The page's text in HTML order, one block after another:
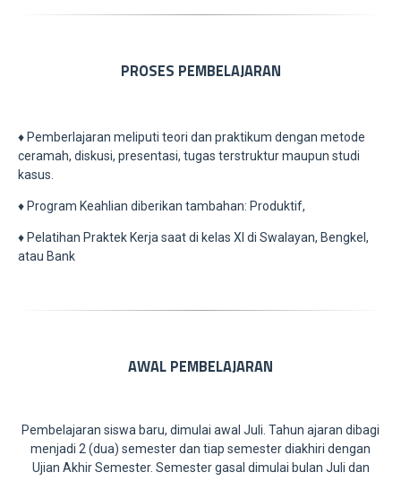
PROSES PEMBELAJARAN
♦ Pemberlajaran meliputi teori dan praktikum dengan metode
ceramah, diskusi, presentasi, tugas terstruktur maupun studi
kasus.
♦ Program Keahlian diberikan tambahan: Produktif,
♦ Pelatihan Praktek Kerja saat di kelas XI di Swalayan, Bengkel,
atau Bank
AWAL PEMBELAJARAN
Pembelajaran siswa baru, dimulai awal Juli. Tahun ajaran dibagi
menjadi 2 (dua) semester dan tiap semester diakhiri dengan
Ujian Akhir Semester. Semester gasal dimulai bulan Juli dan